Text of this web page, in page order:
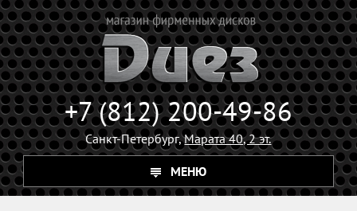
+7 (812) 200-49-86
Санкт-Петербург,Марата 40, 2 эт.
МЕНЮ